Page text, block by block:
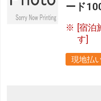
ード
[宿泊
す]
現地払